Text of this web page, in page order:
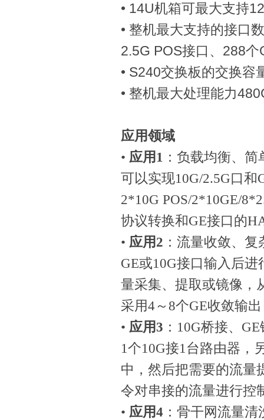
• 14U机箱可最大支持12
• 整机最大支持的接口
2.5G POS接口、 288个
• S240交换板的交换容
• 整机最大处理能力
应用领域
• 应用1 ：负载均衡、
可以实现10G/2.5G口
2*10G POS/2*10GE/
协议转换和GE接口的
• 应用2 ：流量收敛、
GE或10G接口输入后
量采集、提取或镜像，
采用4～8个GE收敛输
• 应用3 ：10G桥接、
1个10G接1台路由器，
中，然后把需要的流量
令对串接的流量进行控
• 应用4 ：骨干网流量